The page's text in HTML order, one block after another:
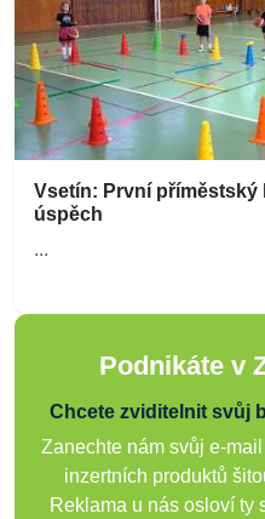
Vsetín: První příměstský
úspěch
...
Podnikáte v
Chcete zviditelnit svůj
Zanechte nám svůj e-
inzertních produktů
Reklama u nás osloví ty